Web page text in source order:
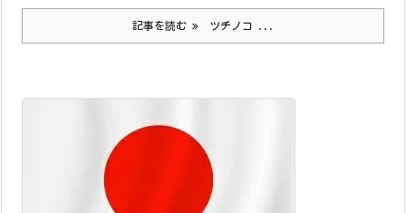
記事を読む ツチノコ ...